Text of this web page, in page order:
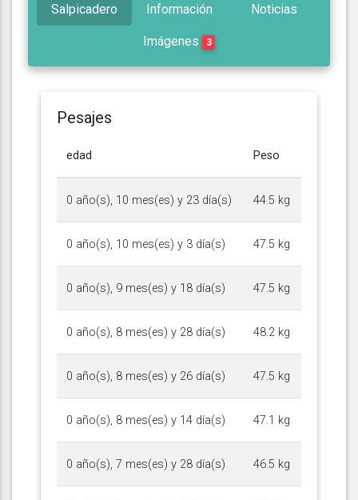
Salpicadero Información Noticias
Imágenes 3
Pesajes
edad Peso
0 año(s), 10 mes(es) y 23 día(s) 44.5 kg
0 año(s), 10 mes(es) y 3 día(s) 47.5 kg
0 año(s), 9 mes(es) y 18 día(s) 47.5 kg
0 año(s), 8 mes(es) y 28 día(s) 48.2 kg
0 año(s), 8 mes(es) y 26 día(s) 47.5 kg
0 año(s), 8 mes(es) y 14 día(s) 47.1 kg
0 año(s), 7 mes(es) y 28 día(s) 46.5 kg